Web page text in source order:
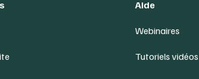
Aide
Webinaires
Tutoriels vidéos